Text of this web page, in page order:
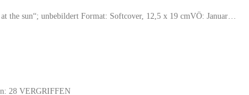
sun“; unbebildert Format: Softcover, 12,5 x 19 cmVÖ: Januar…
28 VERGRIFFEN